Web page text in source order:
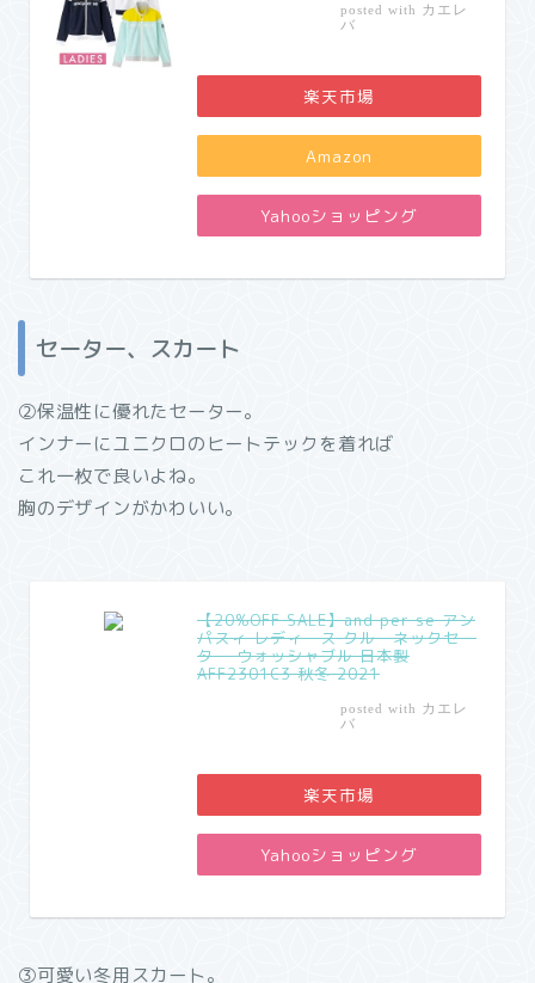
posted with カエレ
バ
楽天市場
Amazon
Yahooショッピング
セーター、スカート
②保温性に優れたセーター。
インナーにユニクロのヒートテックを着れば
これ一枚で良いよね。
胸のデザインがかわいい。
【20%OFF SALE】and per se アン
パスィ レディース クルーネックセー
ター ウォッシャブル 日本製
AFF2301C3 秋冬 2021
posted with カエレ
バ
楽天市場
Yahooショッピング
③可愛い冬用スカート。